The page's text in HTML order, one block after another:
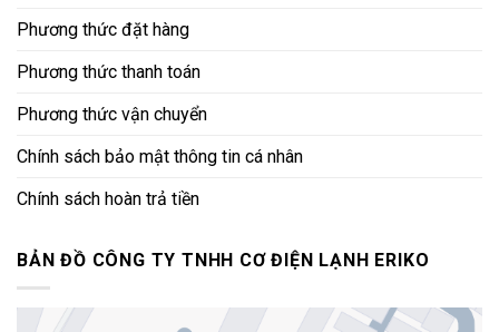
Phương thức đặt hàng
Phương thức thanh toán
Phương thức vận chuyển
Chính sách bảo mật thông tin cá nhân
Chính sách hoàn trả tiền
BẢN ĐỒ CÔNG TY TNHH CƠ ĐIỆN LẠNH ERIKO